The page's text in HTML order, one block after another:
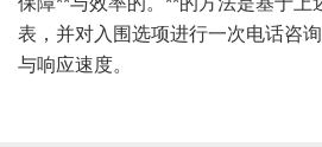
表，并对入围选项进行一次电话咨
与响应速度。